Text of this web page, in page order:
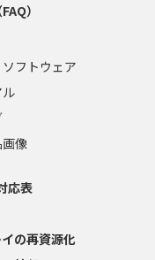
）
フトウェア
像
応表
の再資源化